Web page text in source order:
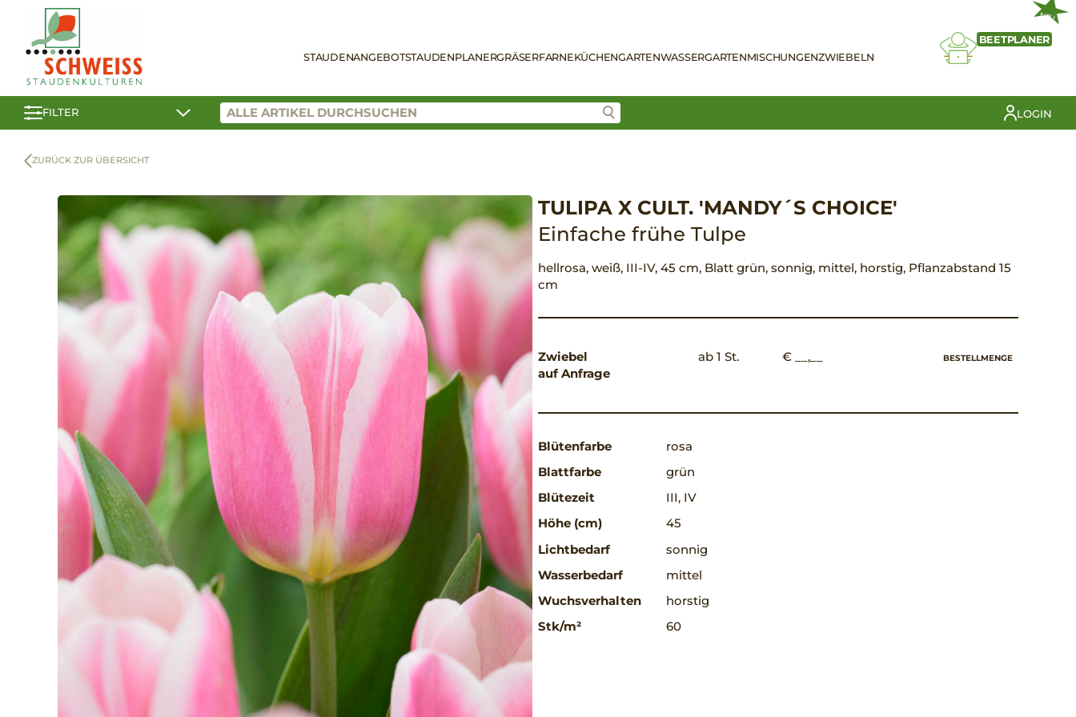
STAUDENANGEBOTSTAUDENPLANERGRÄSERFARNEKÜCHENGARTENWASSERGARTENMISCHUNGENZWIEBELN
NEU
BEETPLANER
FILTER LOGIN
ZURÜCK ZUR ÜBERSICHT
TULIPA X CULT. 'MANDY´S CHOICE'
Einfache frühe Tulpe
hellrosa, weiß, III-IV, 45 cm, Blatt grün, sonnig, mittel, horstig, Pflanzabstand 15
cm
Zwiebel
auf Anfrage
ab 1 St. € __,__ BESTELLMENGE
Blütenfarbe
rosa
Blattfarbe
grün
Blütezeit
III, IV
Höhe (cm)
45
Lichtbedarf
sonnig
Wasserbedarf
mittel
Wuchsverhalten
horstig
Stk/m²
60